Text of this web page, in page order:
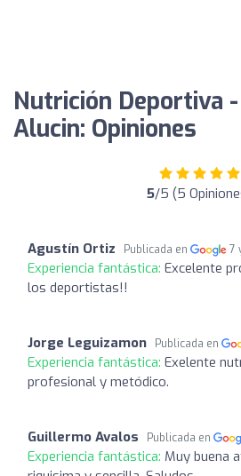
Nutrición Deportiva
Alucin: Opiniones
5/5 (5
Agustín Ortiz Publicada en 7
Experiencia fantástica: Excelente
los deportistas!!
Jorge Leguizamon Publicada en
Experiencia fantástica: Exelente
profesional y metódico.
Guillermo Avalos Publicada en
Experiencia fantástica: Muy buena